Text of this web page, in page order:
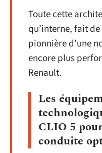
Toute cette
qu’interne, fait
pionnière d’une
encore plus
Renault.
Les
CLIO 5
conduite